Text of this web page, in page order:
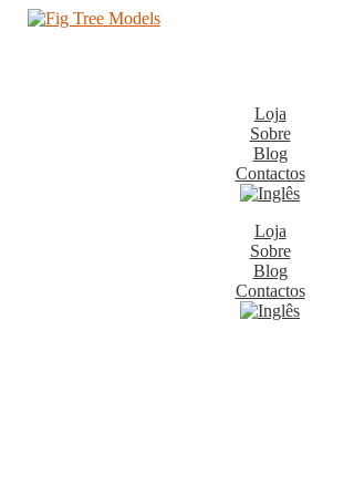
Loja
Sobre
Blog
Contactos
Loja
Sobre
Blog
Contactos